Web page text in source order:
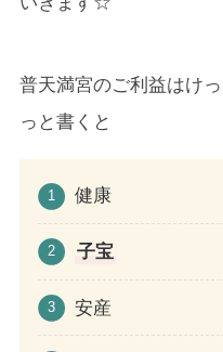
普天満宮のご利益はけ
っと書くと
健康
子宝
安産